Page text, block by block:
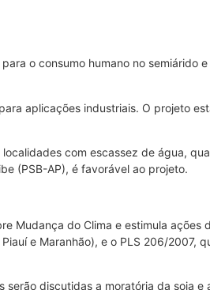
o consumo humano no semiárido
aplicações industriais. O projeto
com escassez de água,
(PSB-AP), é favorável ao projeto.
Mudança do Clima e estimula ações
e Maranhão), e o PLS 206/2007,
discutidas a moratória da soja e